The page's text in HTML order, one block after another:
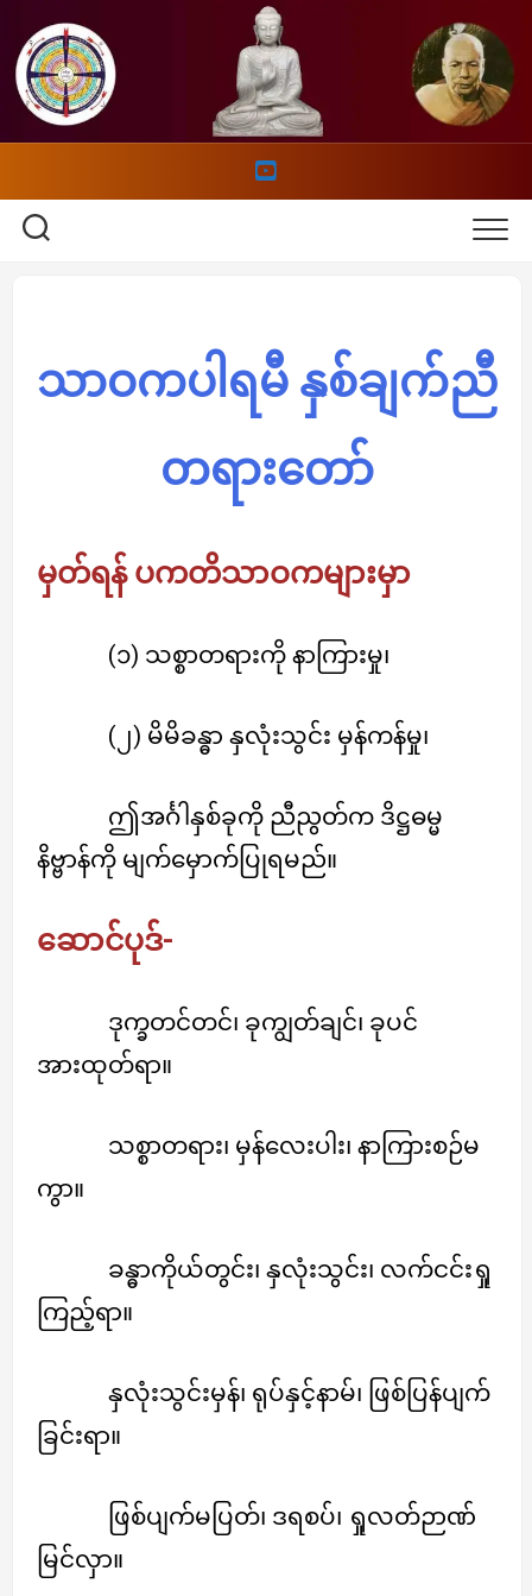
content
သာဝကပါရမီ နှစ်ချက်ညီ
တရားတော်
မှတ်ရန် ပကတိသာဝကများမှာ
(၁) သစ္စာတရားကို နာကြားမှု၊
(၂) မိမိခန္ဓာ နှလုံးသွင်း မှန်ကန်မှု၊
ဤအင်္ဂါနှစ်ခုကို ညီညွတ်က ဒိဋ္ဌဓမ္မ
နိဗ္ဗာန်ကို မျက်မှောက်ပြုရမည်။
ဆောင်ပုဒ်-
ဒုက္ခတင်တင်၊ ခုကျွတ်ချင်၊ ခုပင်
အားထုတ်ရာ။
သစ္စာတရား၊ မှန်လေးပါး၊ နာကြားစဉ်မ
ကွာ။
ခန္ဓာကိုယ်တွင်း၊ နှလုံးသွင်း၊ လက်ငင်းရှု
ကြည့်ရာ။
နှလုံးသွင်းမှန်၊ ရုပ်နှင့်နာမ်၊ ဖြစ်ပြန်ပျက်
ခြင်းရာ။
ဖြစ်ပျက်မပြတ်၊ ဒရစပ်၊ ရှုလတ်ဉာဏ်
မြင်လှာ။